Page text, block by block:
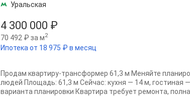
4 300 000 ₽
70 492 ₽ за м2
Ипотека от 18 975 ₽ в месяц
Уральская
Продам квартиру-трансформер 61,3 м Меняйте
людей Площадь: 61,3 м Сейчас: кухня — 14 м, гостиная
варианта планировки Квартира требует ремонта,